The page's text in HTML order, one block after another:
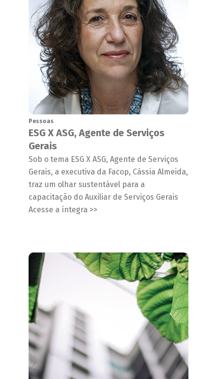
Pessoas
ESG X ASG, Agente de Serviços
Gerais
Sob o tema ESG X ASG, Agente de Serviços
Gerais, a executiva da Facop, Cássia Almeida,
traz um olhar sustentável para a
capacitação do Auxiliar de Serviços Gerais
Acesse a íntegra >>